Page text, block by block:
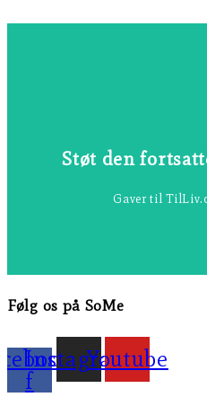
Støt den
Gaver til
Vær med til at sikre, at
Følg os på SoMe
f
Instagram
Youtube